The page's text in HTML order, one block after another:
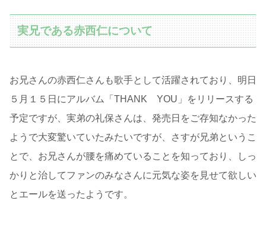
実兄である赤西仁について
お兄さんの赤西仁さんも歌手として活躍されており、明日
５月１５日にアルバム「THANK YOU」をリリースする
予定ですが、実弟の礼保さんは、発売日をご存知なかった
ようで大変驚いていたみたいですが、さすが兄弟というこ
とで、お兄さんが腰を痛めていることを知っており、しっ
かりと治してファンのみなさんに元気な姿を見せて欲しい
とエールを送ったようです。